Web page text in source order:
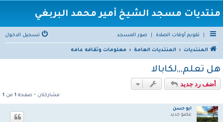
منتديات مسجد الشيخ أمير محمد البربغي
تقويم أوقات الصلاة صور المسجد تسجيل الدخول
المنتديات المنتديات العامة معلومات وثقافه عامه
هل تعلم,,,لكابالا
أضف رد جديد
مشاركتان • صفحة 1 من 1
أبو حسن
عضو جديد